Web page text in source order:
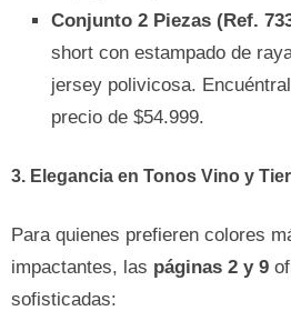
Conjunto 2 Piezas (Ref.
short con estampado de
jersey polivicosa.
precio de $54.999.
3. Elegancia en Tonos Vino y
Para quienes prefieren colores
impactantes, las páginas 2 y 9
sofisticadas: